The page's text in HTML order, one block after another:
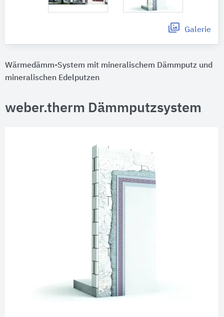
Galerie
Wärmedämm-System mit mineralischem Dämmputz und
mineralischen Edelputzen
weber.therm Dämmputzsystem